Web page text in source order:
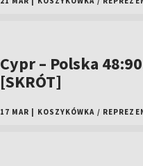
Cypr – Polska
[SKRÓT]
17 MAR KOSZYKÓWKA /